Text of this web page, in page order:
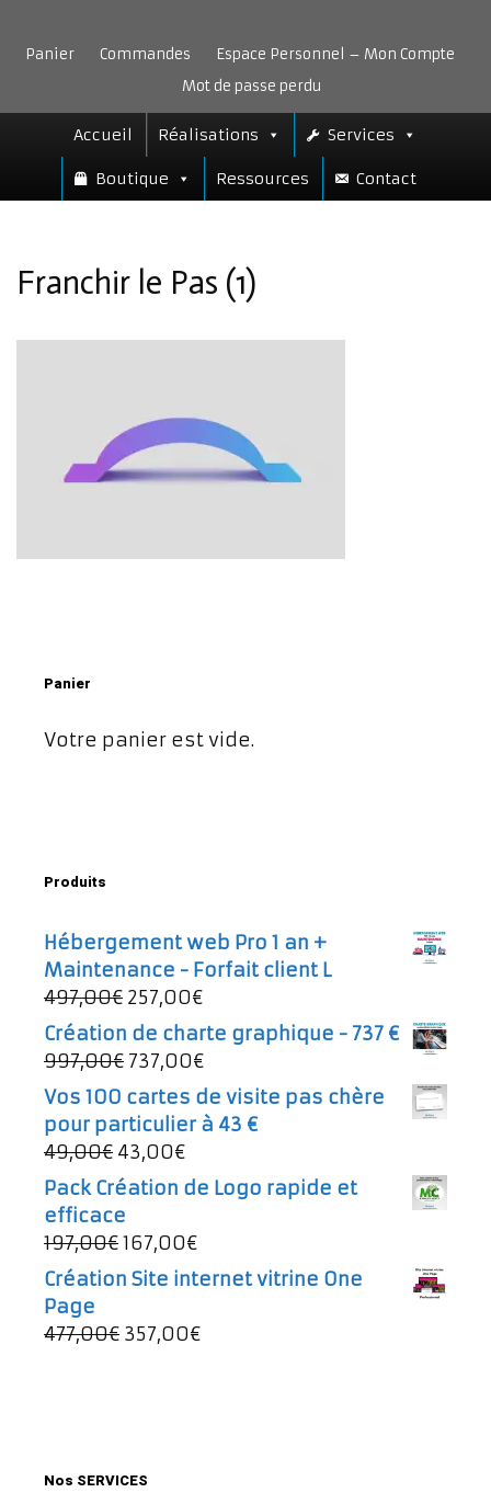
contenu
Panier Commandes
Espace Personnel – Mon Compte
Mot de passe perdu
Accueil Réalisations Services
Boutique Ressources Contact
Franchir le Pas (1)
Panier
Votre panier est vide.
Produits
Hébergement web Pro 1 an +
Maintenance - Forfait client L
497,00€ Le
prix
initial
était :
497,00€.
257,00€Le
prix
actuel
257,00€.
Création de charte graphique - 737 €
997,00€ Le
prix
initial
était :
997,00€.
737,00€Le
prix
actuel
Vos 100 cartes de visite pas chère
pour particulier à 43 €
49,00€ Le
prix
initial
était :
49,00€.
43,00€Le
prix
actuel
est :
Pack Création de Logo rapide et
efficace
197,00€Le
prix
était :
197,00€.
167,00€Le
prix
est :
Création Site internet vitrine One
Page
477,00€ Le
357,00€Le
Nos SERVICES